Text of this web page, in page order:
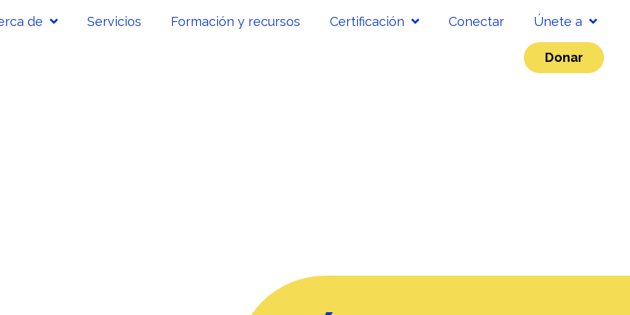
de Servicios Formación y recursos Certificación Conectar Únete a
Donar